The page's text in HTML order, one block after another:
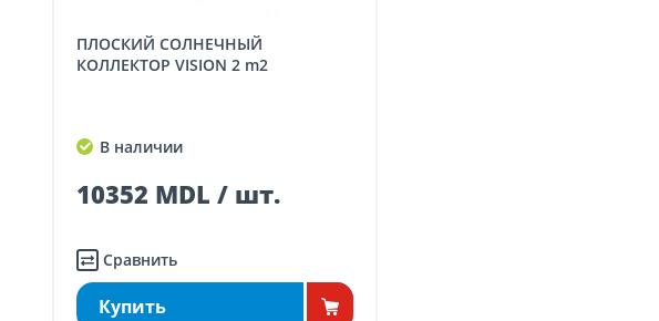
SER08410
Доставка по
SER08411
ПЛОСКИЙ СОЛНЕЧНЫЙ
КОЛЛЕКТОР VISION 2 m2
В наличии
10352 MDL / шт.
Сравнить
Купить